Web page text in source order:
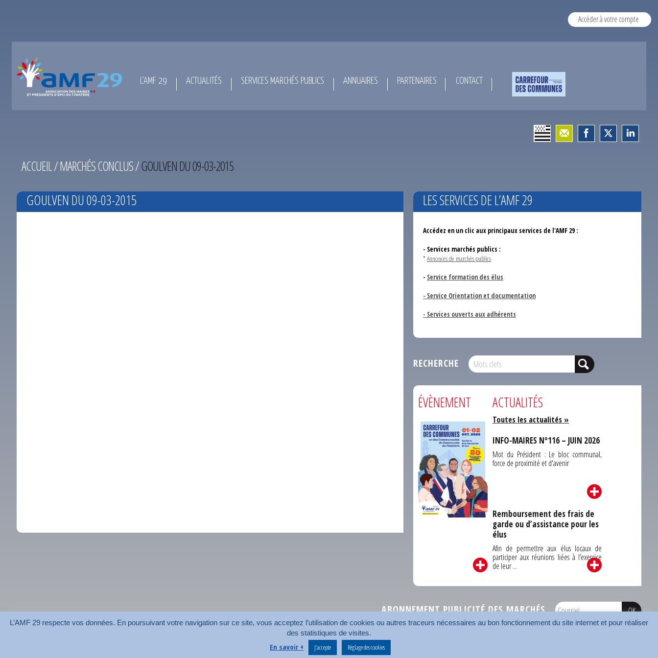
Accéder à votre compte
L’AMF 29 ACTUALITÉS SERVICES MARCHÉS PUBLICS ANNUAIRES PARTENAIRES CONTACT
ACCUEIL/MARCHÉS CONCLUS/GOULVEN DU 09-03-2015
GOULVEN DU 09-03-2015 LES SERVICES DE L’AMF 29
Accédez en un clic aux principaux services de l'AMF 29 :
- Services marchés publics :
*Annonces de marchés publics
- Service formation des élus
- Service Orientation et documentation
- Services ouverts aux adhérents
RECHERCHE
ÉVÈNEMENT ACTUALITÉS
Toutes les actualités »
INFO-MAIRES N°116 – JUIN 2026
Mot du Président : Le bloc communal,
force de proximité et d'avenir
Remboursement des frais de
garde ou d’assistance pour les
élus
Afin de permettre aux élus locaux de
participer aux réunions liées à l’exercice
de leur ...
ABONNEMENT PUBLICITÉ DES MARCHÉS
Plan du site
L’AMF 29 respecte vos données. En poursuivant votre navigation sur ce site, vous acceptez l’utilisation de cookies ou autres traceurs nécessaires au bon fonctionnement du site internet et pour réaliser
des statistiques de visites.
En savoir + J’accepte Réglage des cookies